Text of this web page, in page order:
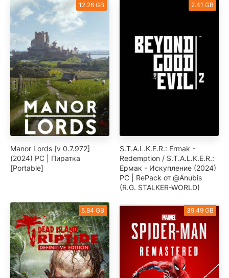
12.26 GB
Manor Lords [v 0.7.972]
(2024) PC | Пиратка
[Portable]
2.41 GB
S.T.A.L.K.E.R.: Ermak -
Redemption / S.T.A.L.K.E.R.:
Ермак - Искупление (2024)
PC | RePack от @Anubis
(R.G. STALKER-WORLD)
5.84 GB 39.49 GB